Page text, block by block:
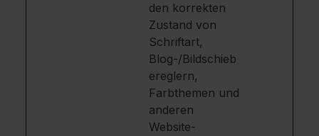
den korrekten
Zustand von
Schriftart,
Blog-/Bildschieb
ereglern,
Farbthemen und
anderen
Website-